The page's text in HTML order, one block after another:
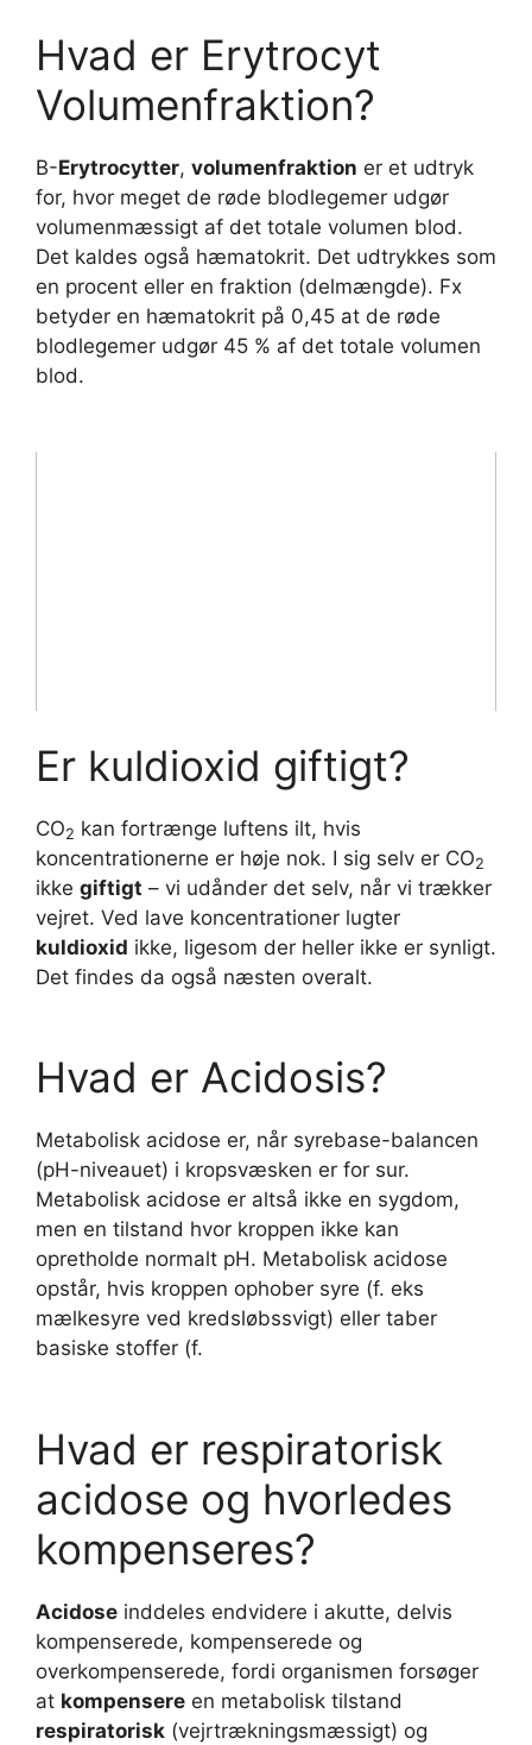
Hvad er Erytrocyt
Volumenfraktion?
B-Erytrocytter, volumenfraktion er et udtryk
for, hvor meget de røde blodlegemer udgør
volumenmæssigt af det totale volumen blod.
Det kaldes også hæmatokrit. Det udtrykkes som
en procent eller en fraktion (delmængde). Fx
betyder en hæmatokrit på 0,45 at de røde
blodlegemer udgør 45 % af det totale volumen
blod.
Er kuldioxid giftigt?
CO2 kan fortrænge luftens ilt, hvis
koncentrationerne er høje nok. I sig selv er CO2
ikke giftigt – vi udånder det selv, når vi trækker
vejret. Ved lave koncentrationer lugter
kuldioxid ikke, ligesom der heller ikke er synligt.
Det findes da også næsten overalt.
Hvad er Acidosis?
Metabolisk acidose er, når syrebase-balancen
(pH-niveauet) i kropsvæsken er for sur.
Metabolisk acidose er altså ikke en sygdom,
men en tilstand hvor kroppen ikke kan
opretholde normalt pH. Metabolisk acidose
opstår, hvis kroppen ophober syre (f. eks
mælkesyre ved kredsløbssvigt) eller taber
basiske stoffer (f.
Hvad er respiratorisk
acidose og hvorledes
kompenseres?
Acidose inddeles endvidere i akutte, delvis
kompenserede, kompenserede og
overkompenserede, fordi organismen forsøger
at kompensere en metabolisk tilstand
respiratorisk (vejrtrækningsmæssigt) og